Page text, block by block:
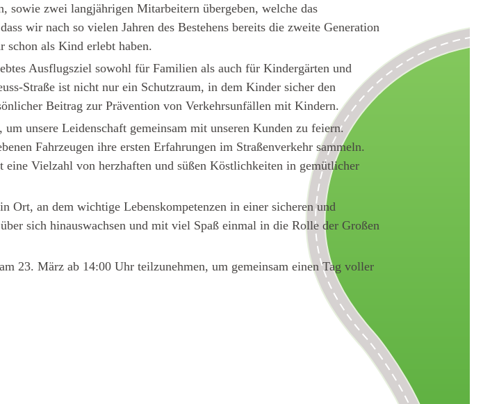
sowie zwei langjährigen Mitarbeitern übergeben, welche das
wir nach so vielen Jahren des Bestehens bereits die zweite Generation
schon als Kind erlebt haben.
Ausflugsziel sowohl für Familien als auch für Kindergärten und
Straße ist nicht nur ein Schutzraum, in dem Kinder sicher den
Beitrag zur Prävention von Verkehrsunfällen mit Kindern.
unsere Leidenschaft gemeinsam mit unseren Kunden zu feiern.
Fahrzeugen ihre ersten Erfahrungen im Straßenverkehr sammeln.
Vielzahl von herzhaften und süßen Köstlichkeiten in gemütlicher
Ort, an dem wichtige Lebenskompetenzen in einer sicheren und
sich hinauswachsen und mit viel Spaß einmal in die Rolle der Großen
23. März ab 14:00 Uhr teilzunehmen, um gemeinsam einen Tag voller